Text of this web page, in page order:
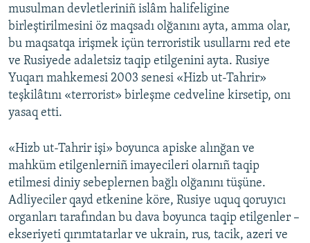
musulman devletleriniñ islâm halifeligine
birleştirilmesini öz maqsadı olğanını ayta, amma olar,
bu maqsatqa irişmek içün terroristik usullarnı red ete
ve Rusiyede adaletsiz taqip etilgenini ayta. Rusiye
Yuqarı mahkemesi 2003 senesi «Hizb ut-Tahrir»
teşkilâtını «terrorist» birleşme cedveline kirsetip, onı
yasaq etti.
«Hizb ut-Tahrir işi» boyunca apiske alınğan ve
mahküm etilgenlerniñ imayecileri olarnıñ taqip
etilmesi diniy sebeplernen bağlı olğanını tüşüne.
Adliyeciler qayd etkenine köre, Rusiye uquq qoruyıcı
organları tarafından bu dava boyunca taqip etilgenler –
ekseriyeti qırımtatarlar ve ukrain, rus, tacik, azeri ve